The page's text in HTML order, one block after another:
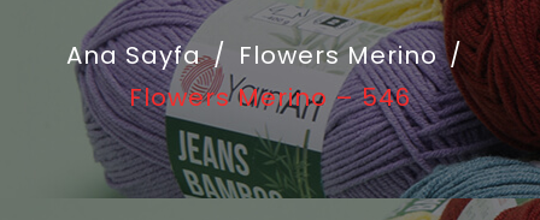
Ana Sayfa / Flowers Merino /
Flowers Merino – 546